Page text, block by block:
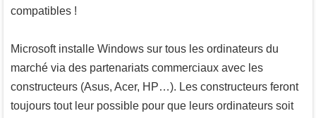
compatibles !
Microsoft installe Windows sur tous les ordinateurs du
marché via des partenariats commerciaux avec les
constructeurs (Asus, Acer, HP…). Les constructeurs feront
toujours tout leur possible pour que leurs ordinateurs soit